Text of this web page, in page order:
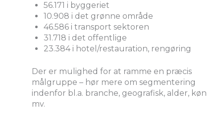
56.171 i byggeriet
10.908 i det grønne område
46.586 i transport sektoren
31.718 i det offentlige
23.384 i hotel/restauration, rengøring
Der er mulighed for at ramme en præcis
målgruppe – hør mere om segmentering
indenfor bl.a. branche, geografisk, alder, køn
mv.